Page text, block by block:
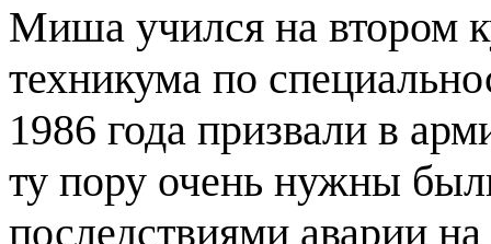
Миша учился на втором
техникума по
1986 года призвали в
ту пору очень нужны
последствиями аварии